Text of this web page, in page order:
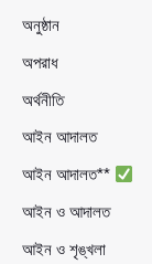
অনুষ্ঠান
অপরাধ
অর্থনীতি
আইন আদালত
আইন আদালত**
আইন ও আদালত
আইন ও শৃঙ্খলা